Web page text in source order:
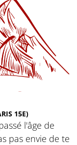
15E)
l'âge de
pas envie de te